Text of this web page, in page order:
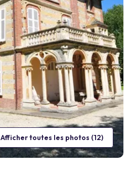
Afficher toutes les photos (12)